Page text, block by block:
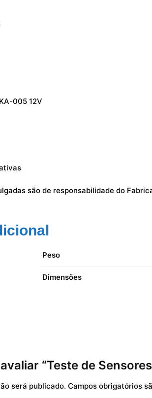
005 12V
são de responsabilidade do
Peso
Dimensões
“Teste de
será publicado. Campos obrigatórios